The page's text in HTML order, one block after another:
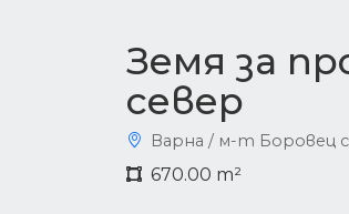
Земя за
север
Варна / м-т Боровец
670.00 m²